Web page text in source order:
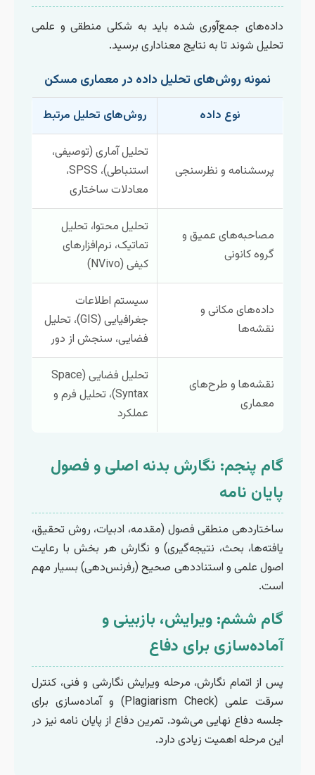
داده‌های جمع‌آوری شده باید به شکلی منطقی و علمی
تحلیل شوند تا به نتایج معناداری برسید.
نمونه روش‌های تحلیل داده در معماری مسکن
نوع داده روش‌های تحلیل مرتبط
پرسشنامه و نظرسنجی
تحلیل آماری (توصیفی،
استنباطی)، SPSS،
معادلات ساختاری
مصاحبه‌های عمیق و
گروه کانونی
تحلیل محتوا، تحلیل
تماتیک، نرم‌افزارهای
کیفی (NVivo)
داده‌های مکانی و
نقشه‌ها
سیستم اطلاعات
جغرافیایی (GIS)، تحلیل
فضایی، سنجش از دور
نقشه‌ها و طرح‌های
معماری
تحلیل فضایی (Space
Syntax)، تحلیل فرم و
عملکرد
گام پنجم: نگارش بدنه اصلی و فصول
پایان نامه
ساختاردهی منطقی فصول (مقدمه، ادبیات، روش تحقیق،
یافته‌ها، بحث، نتیجه‌گیری) و نگارش هر بخش با رعایت
اصول علمی و استناددهی صحیح (رفرنس‌دهی) بسیار مهم
است.
گام ششم: ویرایش، بازبینی و
آماده‌سازی برای دفاع
پس از اتمام نگارش، مرحله ویرایش نگارشی و فنی، کنترل
سرقت علمی (Plagiarism Check) و آماده‌سازی برای
جلسه دفاع نهایی می‌شود. تمرین دفاع از پایان نامه نیز در
این مرحله اهمیت زیادی دارد.